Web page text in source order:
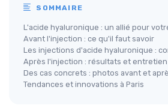
SOMMAIRE
L'acide hyaluronique : un allié pour
Avant l'injection : ce qu'il faut savoir
Les injections d'acide hyaluronique :
Après l'injection : résultats et entretien
Des cas concrets : photos avant et
Tendances et innovations à Paris